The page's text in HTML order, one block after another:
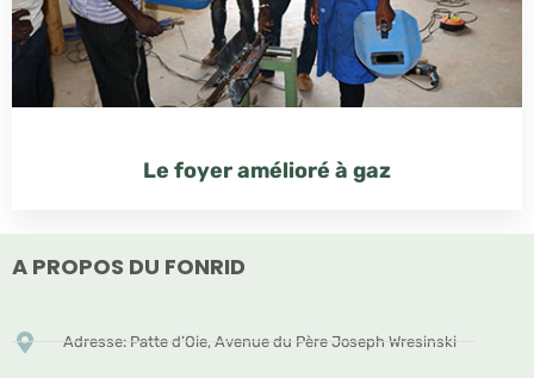
Le foyer amélioré à gaz
A PROPOS DU FONRID
Adresse: Patte d’Oie, Avenue du Père Joseph Wresinski